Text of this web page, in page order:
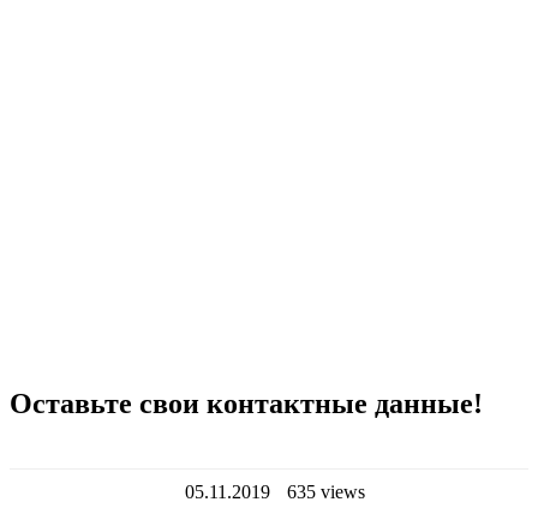
Оставьте свои контактные данные!
05.11.2019 635 views